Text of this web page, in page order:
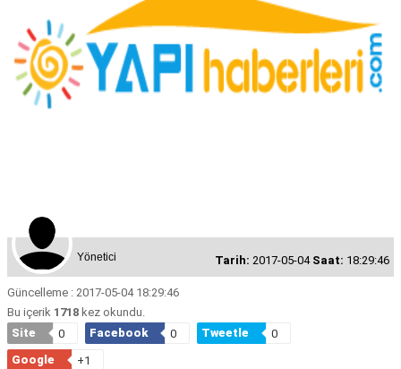
Yönetici Tarih: 2017-05-04 Saat: 18:29:46
Güncelleme : 2017-05-04 18:29:46
Bu içerik 1718 kez okundu.
Site
0 Facebook 0 Tweetle
0
Google
+1